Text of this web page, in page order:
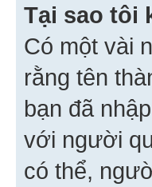
Tại sao tôi
Có một vài
rằng tên
bạn đã
với người
có thể,